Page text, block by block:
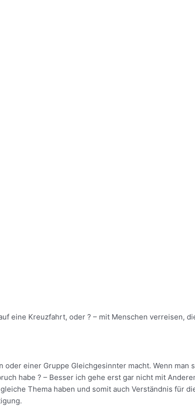
eine Kreuzfahrt, oder ? – mit Menschen verreisen,
einer Gruppe Gleichgesinnter macht. Wenn
habe ? – Besser ich gehe erst gar nicht mit
Thema haben und somit auch Verständnis